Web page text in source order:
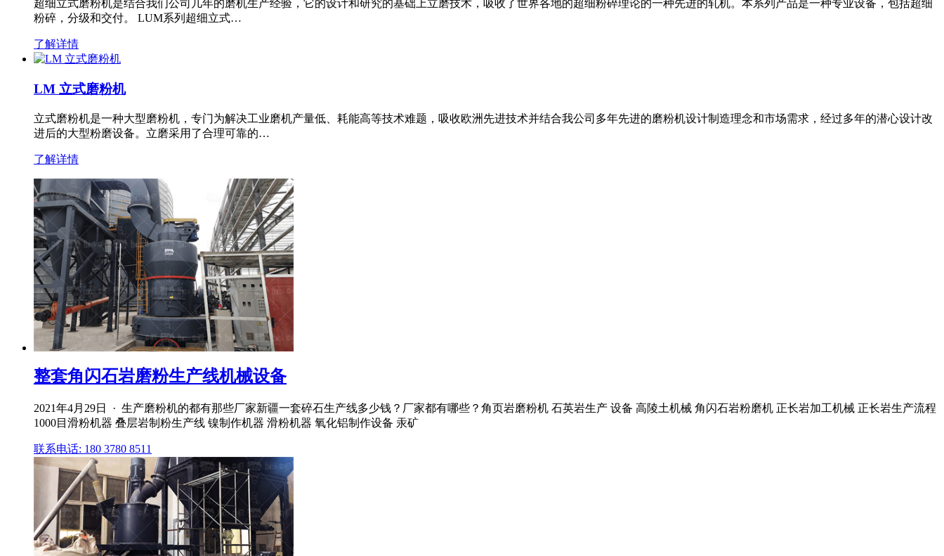
超细立式磨粉机是结合我们公司几年的磨机生产经验，它的设计和研究的基础上立磨技术，吸收了世界各地的超细粉碎理论的一种先进的轧机。本系列产品是一种专业设备，包括超细
粉碎，分级和交付。 LUM系列超细立式…
了解详情
LM 立式磨粉机
立式磨粉机是一种大型磨粉机，专门为解决工业磨机产量低、耗能高等技术难题，吸收欧洲先进技术并结合我公司多年先进的磨粉机设计制造理念和市场需求，经过多年的潜心设计改
进后的大型粉磨设备。立磨采用了合理可靠的…
了解详情
整套角闪石岩磨粉生产线机械设备
2021年4月29日 · 生产磨粉机的都有那些厂家新疆一套碎石生产线多少钱？厂家都有哪些？角页岩磨粉机 石英岩生产 设备 高陵土机械 角闪石岩粉磨机 正长岩加工机械 正长岩生产流程
1000目滑粉机器 叠层岩制粉生产线 镍制作机器 滑粉机器 氧化铝制作设备 汞矿
联系电话: 180 3780 8511